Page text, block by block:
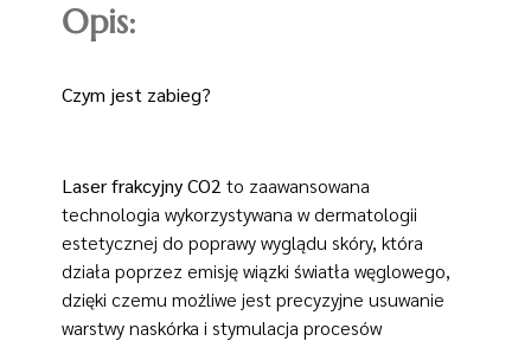
Opis:
Czym jest zabieg?
Laser frakcyjny CO2 to zaawansowana
technologia wykorzystywana w dermatologii
estetycznej do poprawy wyglądu skóry, która
działa poprzez emisję wiązki światła węglowego,
dzięki czemu możliwe jest precyzyjne usuwanie
warstwy naskórka i stymulacja procesów